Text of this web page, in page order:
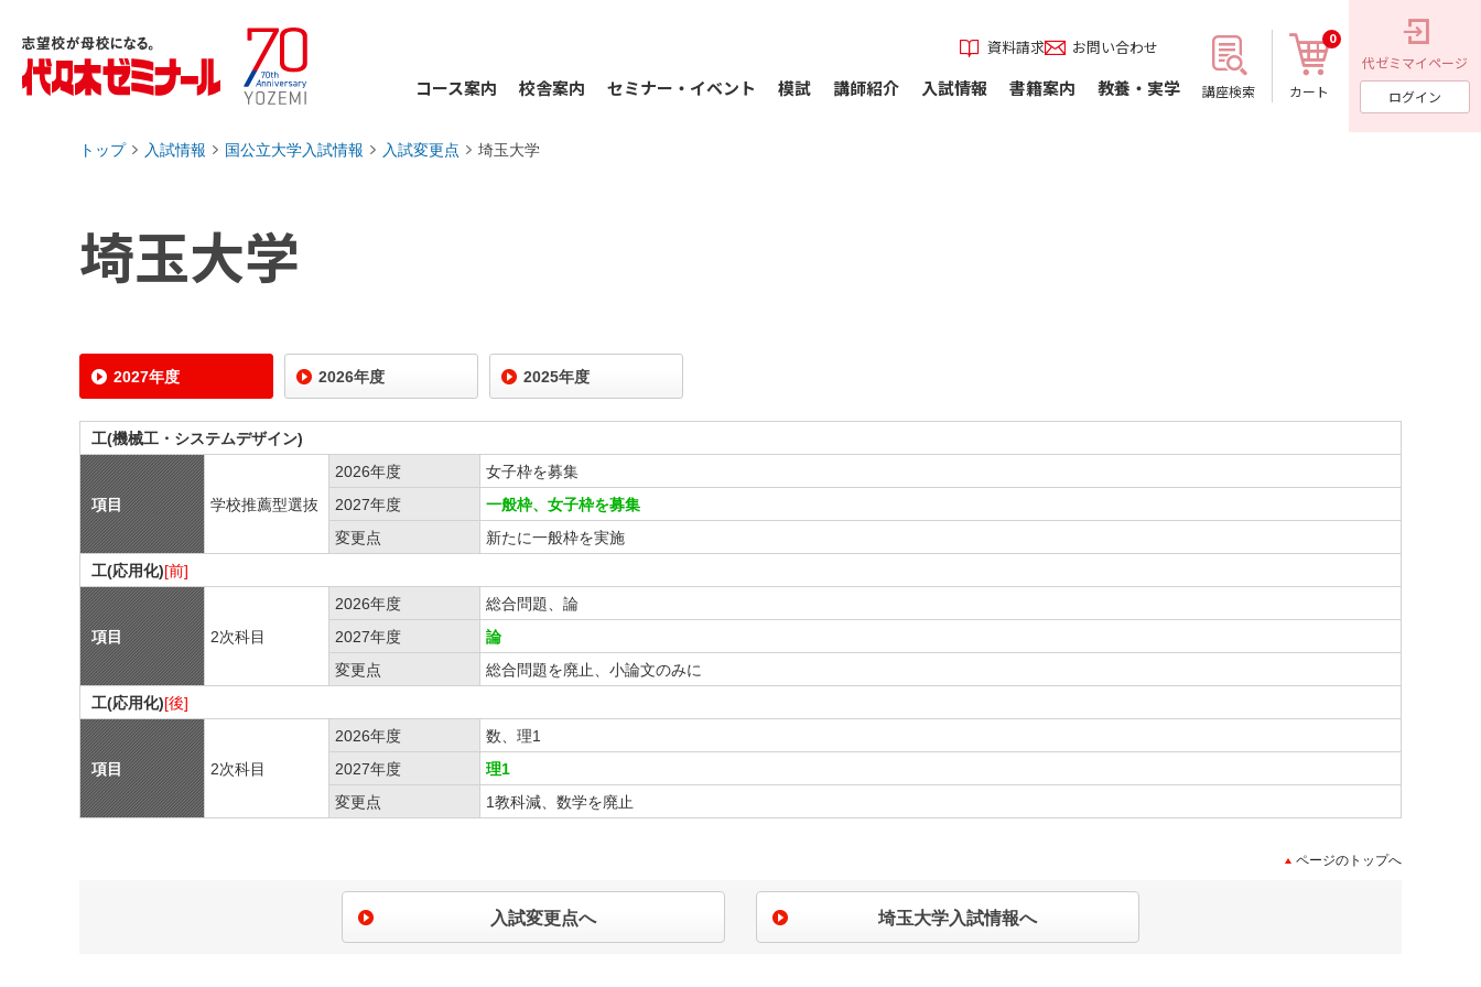
資料請求 お問い合わせ
コース案内 校舎案内 セミナー・イベント 模試 講師紹介 入試情報 書籍案内 教養・実学 講座検索 カート
0
代ゼミマイページ
ログイン
トップ 入試情報 国公立大学入試情報 入試変更点 埼玉大学
埼玉大学
2027年度 2026年度 2025年度
工(機械工・システムデザイン)
項目 学校推薦型選抜
2026年度
女子枠を募集
2027年度
一般枠、女子枠を募集
変更点
新たに一般枠を実施
工(応用化)[前]
項目 2次科目
2026年度
総合問題、論
2027年度
論
変更点
総合問題を廃止、小論文のみに
工(応用化)[後]
項目 2次科目
2026年度
数、理1
2027年度
理1
変更点
1教科減、数学を廃止
ページのトップへ
入試変更点へ 埼玉大学入試情報へ